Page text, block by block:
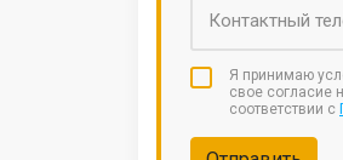
Я принимаю
свое согласие
соответствии с